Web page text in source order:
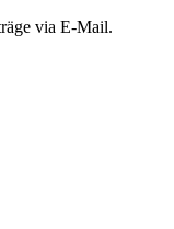
via E-Mail.